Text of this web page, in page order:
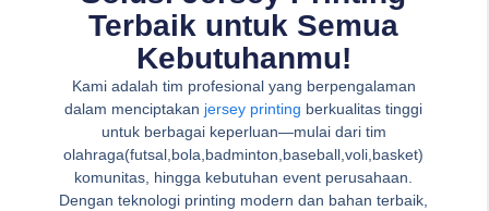
Terbaik untuk Semua
Kebutuhanmu!
Kami adalah tim profesional yang berpengalaman
dalam menciptakan jersey printing berkualitas tinggi
untuk berbagai keperluan—mulai dari tim
olahraga(futsal,bola,badminton,baseball,voli,basket)
komunitas, hingga kebutuhan event perusahaan.
Dengan teknologi printing modern dan bahan terbaik,